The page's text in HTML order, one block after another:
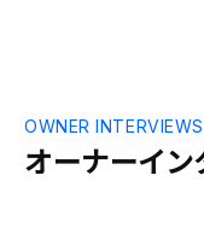
オーナーイン
OWNER INTERVIEWS